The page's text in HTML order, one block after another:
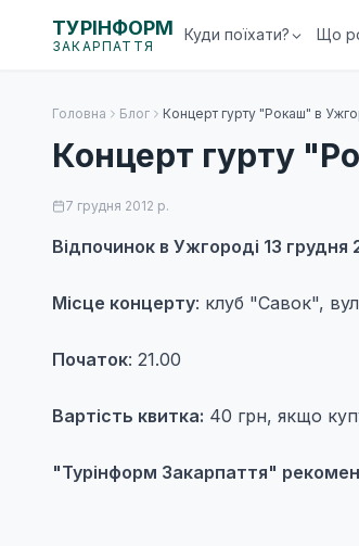
ТУРІНФОРМ
ЗАКАРПАТТЯ
Куди поїхати? Що
Головна Блог Концерт гурту "Рокаш" в
Концерт гурту
7 грудня 2012 р.
Відпочинок в Ужгороді 13
Місце концерту: клуб "Савок",
Початок: 21.00
Вартість квитка: 40 грн, якщо
"Турінформ Закарпаття"